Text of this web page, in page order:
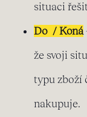
situaci
Do / Koná
že svoji
typu zboží
nakupuje.